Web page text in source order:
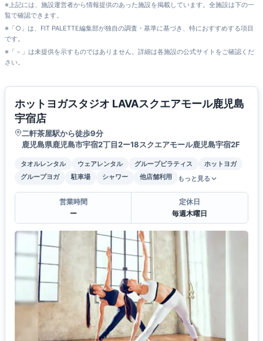
※上記には、施設運営者から情報提供のあった施設を掲載しています。全施設は下の一
覧で確認できます。
※「○」は、FIT PALETTE編集部が独自の調査・基準に基づき、特におすすめする項目
です。
※「－」は未提供を示すものではありません。詳細は各施設の公式サイトをご確認くだ
さい。
ホットヨガスタジオ LAVAスクエアモール鹿児島
宇宿店
二軒茶屋駅から徒歩9分
鹿児島県鹿児島市宇宿2丁目2ー18スクエアモール鹿児島宇宿2F
タオルレンタル ウェアレンタル グループピラティス
ホットヨガ
グループヨガ
駐車場 シャワー 他店舗利用 もっと見る
営業時間
ー
定休日
毎週木曜日